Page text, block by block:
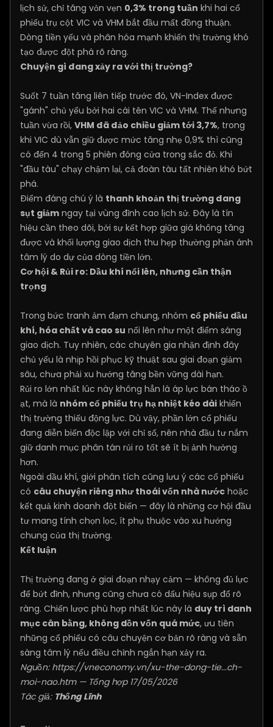
lịch sử, chỉ tăng vỏn vẹn 0,3% trong tuần khi hai cổ
phiếu trụ cột VIC và VHM bắt đầu mất đồng thuận.
Dòng tiền yếu và phân hóa mạnh khiến thị trường khó
tạo được đột phá rõ ràng.
Chuyện gì đang xảy ra với thị trường?
Suốt 7 tuần tăng liên tiếp trước đó, VN-Index được
"gánh" chủ yếu bởi hai cái tên VIC và VHM. Thế nhưng
tuần vừa rồi, VHM đã đảo chiều giảm tới 3,7%, trong
khi VIC dù vẫn giữ được mức tăng nhẹ 0,9% thì cũng
có đến 4 trong 5 phiên đóng cửa trong sắc đỏ. Khi
"đầu tàu" chạy chậm lại, cả đoàn tàu tất nhiên khó bứt
phá.
Điểm đáng chú ý là thanh khoản thị trường đang
sụt giảm ngay tại vùng đỉnh cao lịch sử. Đây là tín
hiệu cần theo dõi, bởi sự kết hợp giữa giá không tăng
được và khối lượng giao dịch thu hẹp thường phản ánh
tâm lý do dự của dòng tiền lớn.
Cơ hội & Rủi ro: Dầu khí nổi lên, nhưng cần thận
trọng
Trong bức tranh ảm đạm chung, nhóm cổ phiếu dầu
khí, hóa chất và cao su nổi lên như một điểm sáng
giao dịch. Tuy nhiên, các chuyên gia nhận định đây
chủ yếu là nhịp hồi phục kỹ thuật sau giai đoạn giảm
sâu, chưa phải xu hướng tăng bền vững dài hạn.
Rủi ro lớn nhất lúc này không hẳn là áp lực bán tháo ồ
ạt, mà là nhóm cổ phiếu trụ hạ nhiệt kéo dài khiến
thị trường thiếu động lực. Dù vậy, phần lớn cổ phiếu
đang diễn biến độc lập với chỉ số, nên nhà đầu tư nắm
giữ danh mục phân tán rủi ro tốt sẽ ít bị ảnh hưởng
hơn.
Ngoài dầu khí, giới phân tích cũng lưu ý các cổ phiếu
có câu chuyện riêng như thoái vốn nhà nước hoặc
kết quả kinh doanh đột biến — đây là những cơ hội đầu
tư mang tính chọn lọc, ít phụ thuộc vào xu hướng
chung của thị trường.
Kết luận
Thị trường đang ở giai đoạn nhạy cảm — không đủ lực
để bứt đỉnh, nhưng cũng chưa có dấu hiệu sụp đổ rõ
ràng. Chiến lược phù hợp nhất lúc này là duy trì danh
mục cân bằng, không dồn vốn quá mức, ưu tiên
những cổ phiếu có câu chuyện cơ bản rõ ràng và sẵn
sàng tâm lý nếu điều chỉnh ngắn hạn xảy ra.
Nguồn: https://vneconomy.vn/xu-the-dong-tie...ch-
moi-nao.htm— Tổng hợp 17/05/2026
Tác giả: Thống Lĩnh